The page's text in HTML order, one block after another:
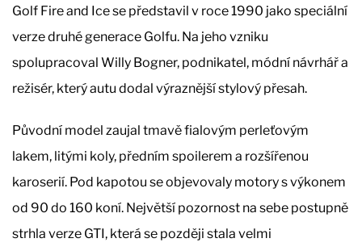
Golf Fire and Ice se představil v roce 1990 jako speciální
verze druhé generace Golfu. Na jeho vzniku
spolupracoval Willy Bogner, podnikatel, módní návrhář a
režisér, který autu dodal výraznější stylový přesah.
Původní model zaujal tmavě fialovým perleťovým
lakem, litými koly, předním spoilerem a rozšířenou
karoserií. Pod kapotou se objevovaly motory s výkonem
od 90 do 160 koní. Největší pozornost na sebe postupně
strhla verze GTI, která se později stala velmi